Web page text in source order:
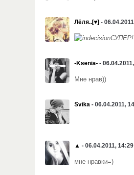
Лёля..[♥] -
СУПЕР!
•Ksenia• -
Мне нрав))
Svika - 06.04.2011,
▲ - 06.04.2011, 14:29
мне нравки=)